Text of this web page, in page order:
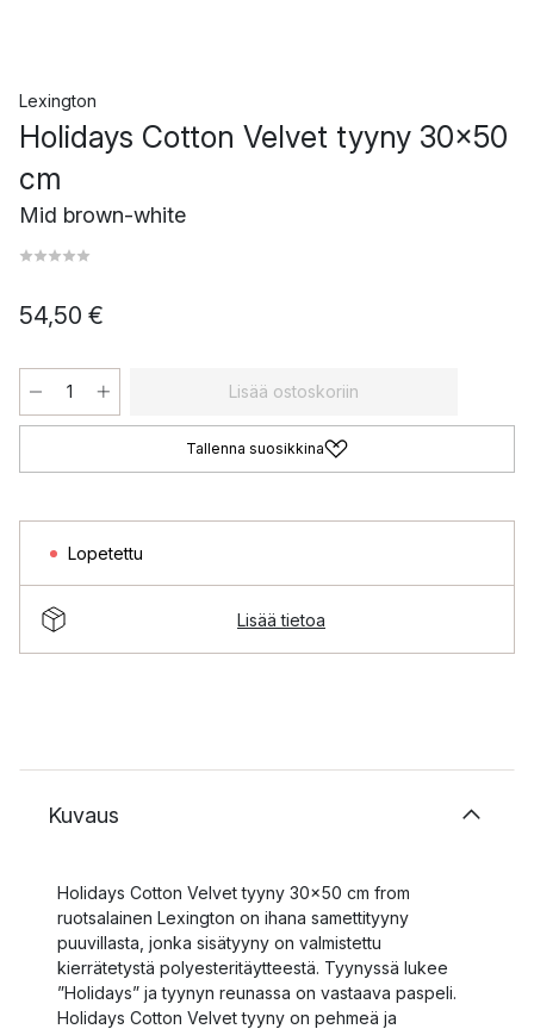
Lexington
Holidays Cotton Velvet tyyny 30x50
cm
Mid brown-white
54,50 €
Lisää ostoskoriin
Tallenna suosikkina
Lopetettu
Lisää tietoa
Kuvaus
Holidays Cotton Velvet tyyny 30x50 cm from
ruotsalainen Lexington on ihana samettityyny
puuvillasta, jonka sisätyyny on valmistettu
kierrätetystä polyesteritäytteestä. Tyynyssä lukee
”Holidays” ja tyynyn reunassa on vastaava paspeli.
Holidays Cotton Velvet tyyny on pehmeä ja